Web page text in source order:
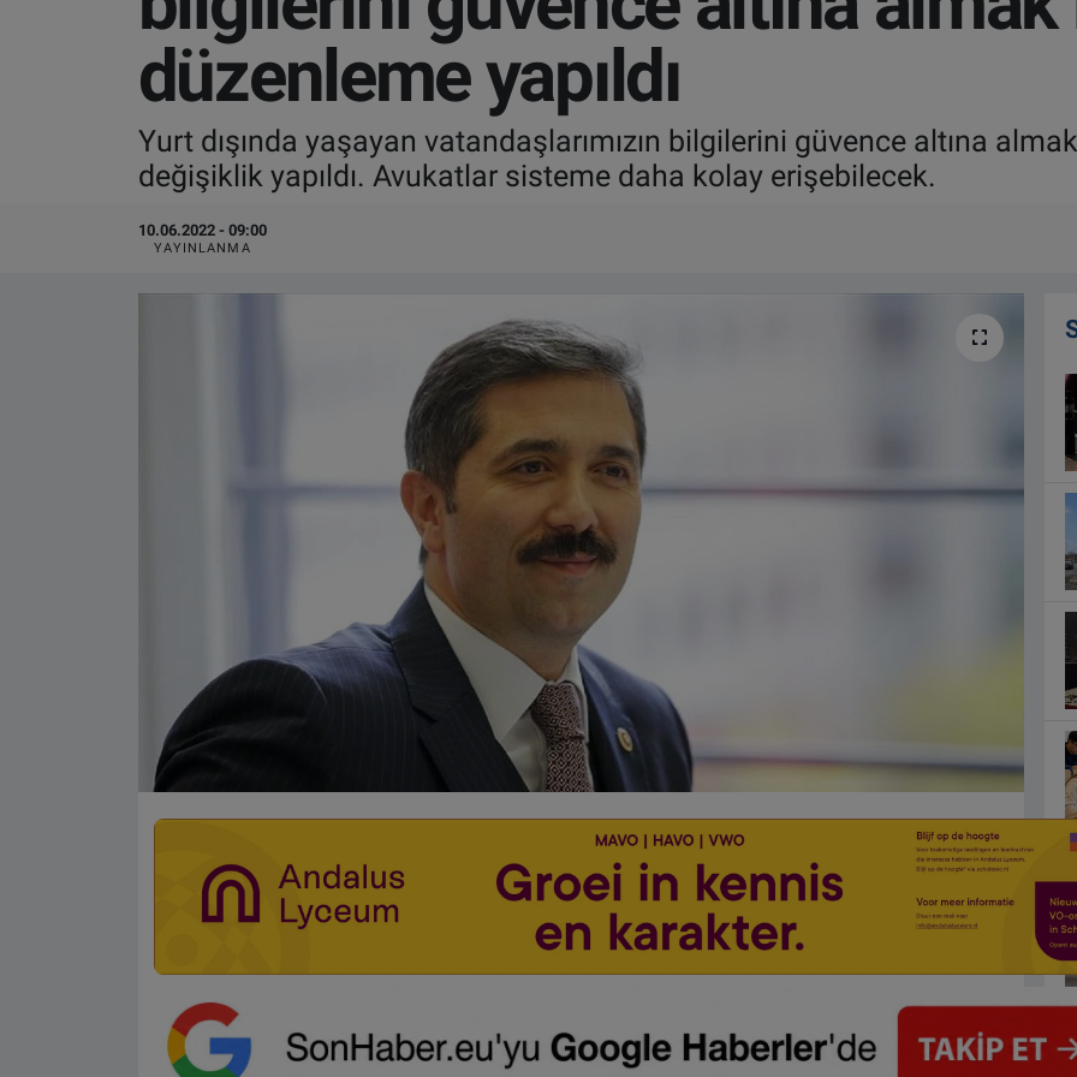
düzenleme yapıldı
Yurt dışında yaşayan vatandaşlarımızın bilgilerini güvence altına
değişiklik yapıldı. Avukatlar sisteme daha kolay erişebilecek.
10.06.2022 - 09:00
YAYINLANMA
VIDEO GALERİ
ALGEMENE VOORWAARDEN
CONTACT
Çerez Politikası